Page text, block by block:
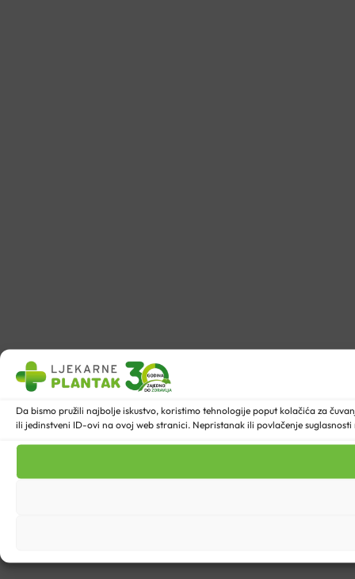
Da bismo pružili najbolje iskustvo, koristimo tehnologije poput kolačića za
ili jedinstveni ID-ovi na ovoj web stranici. Nepristanak ili povlačenje